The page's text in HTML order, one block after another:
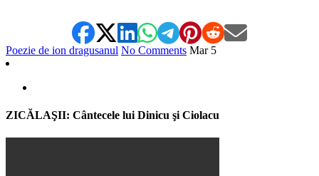
Poezie de ion dragusanul No Comments Mar 5
ZICĂLAŞII: Cântecele lui Dinicu şi Ciolacu